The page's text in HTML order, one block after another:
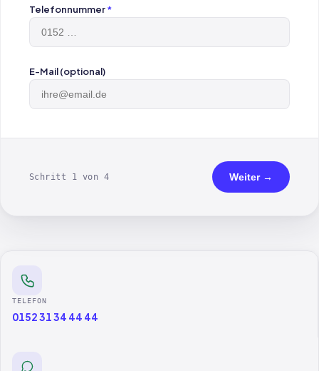
Telefonnummer*
E-Mail (optional)
Schritt 1 von 4 Weiter →
TELEFON
0152 31 34 44 44